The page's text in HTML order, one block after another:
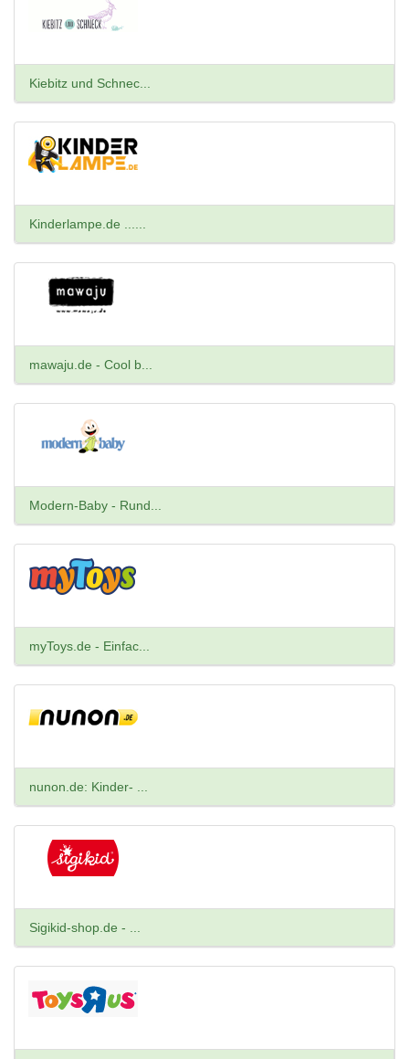
Kiebitz und Schnec...
Kinderlampe.de ......
mawaju.de - Cool b...
Modern-Baby - Rund...
myToys.de - Einfac...
nunon.de: Kinder- ...
Sigikid-shop.de - ...